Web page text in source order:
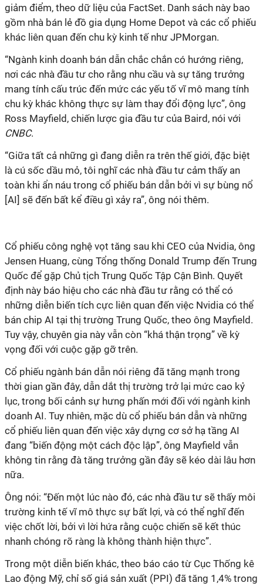
giảm điểm, theo dữ liệu của FactSet. Danh sách này bao
gồm nhà bán lẻ đồ gia dụng Home Depot và các cổ phiếu
khác liên quan đến chu kỳ kinh tế như JPMorgan.
“Ngành kinh doanh bán dẫn chắc chắn có hướng riêng,
nơi các nhà đầu tư cho rằng nhu cầu và sự tăng trưởng
mang tính cấu trúc đến mức các yếu tố vĩ mô mang tính
chu kỳ khác không thực sự làm thay đổi động lực”, ông
Ross Mayfield, chiến lược gia đầu tư của Baird, nói với
CNBC.
“Giữa tất cả những gì đang diễn ra trên thế giới, đặc biệt
là cú sốc dầu mỏ, tôi nghĩ các nhà đầu tư cảm thấy an
toàn khi ẩn náu trong cổ phiếu bán dẫn bởi vì sự bùng nổ
[AI] sẽ đến bất kể điều gì xảy ra”, ông nói thêm.
Cổ phiếu công nghệ vọt tăng sau khi CEO của Nvidia, ông
Jensen Huang, cùng Tổng thống Donald Trump đến Trung
Quốc để gặp Chủ tịch Trung Quốc Tập Cận Bình. Quyết
định này báo hiệu cho các nhà đầu tư rằng có thể có
những diễn biến tích cực liên quan đến việc Nvidia có thể
bán chip AI tại thị trường Trung Quốc, theo ông Mayfield.
Tuy vậy, chuyên gia này vẫn còn “khá thận trọng” về kỳ
vọng đối với cuộc gặp gỡ trên.
Cổ phiếu ngành bán dẫn nói riêng đã tăng mạnh trong
thời gian gần đây, dẫn dắt thị trường trở lại mức cao kỷ
lục, trong bối cảnh sự hưng phấn mới đối với ngành kinh
doanh AI. Tuy nhiên, mặc dù cổ phiếu bán dẫn và những
cổ phiếu liên quan đến việc xây dựng cơ sở hạ tầng AI
đang “biến động một cách độc lập”, ông Mayfield vẫn
không tin rằng đà tăng trưởng gần đây sẽ kéo dài lâu hơn
nữa.
Ông nói: “Đến một lúc nào đó, các nhà đầu tư sẽ thấy môi
trường kinh tế vĩ mô thực sự bất lợi, và có thể nghĩ đến
việc chốt lời, bởi vì lời hứa rằng cuộc chiến sẽ kết thúc
nhanh chóng rõ ràng là không thành hiện thực”.
Trong một diễn biến khác, theo báo cáo từ Cục Thống kê
Lao động Mỹ, chỉ số giá sản xuất (PPI) đã tăng 1,4% trong